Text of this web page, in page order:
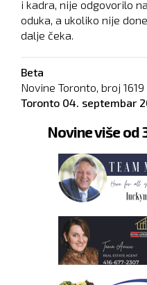
i kadra, nije odgovorilo
oduka, a ukoliko nije
dalje čeka.
Beta
Novine Toronto, broj 1619
Toronto 04. septembar
Novine više od